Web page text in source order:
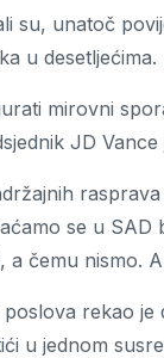
su, unatoč
u desetljećima.
mirovni
JD Vance
se u
čemu nismo.
rekao
u jednom